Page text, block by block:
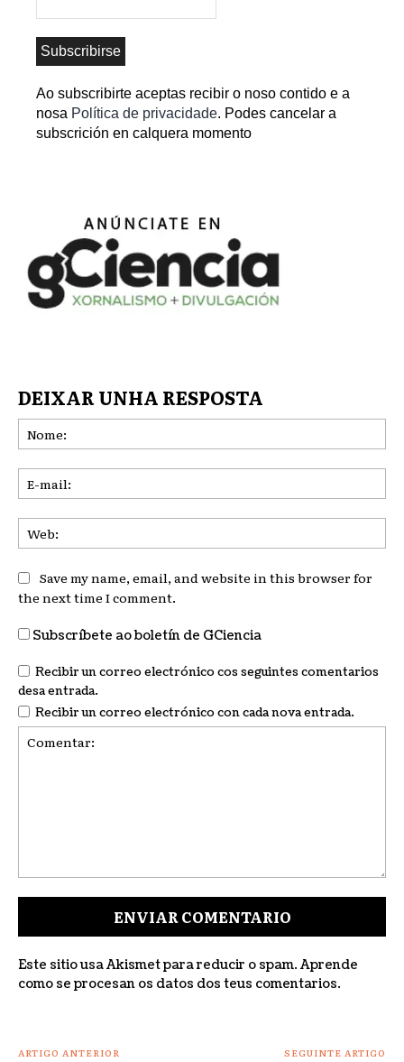
Ao subscribirte aceptas recibir o noso contido e a
nosa Política de privacidade. Podes cancelar a
subscrición en calquera momento
DEIXAR UNHA RESPOSTA
Save my name, email, and website in this browser for
the next time I comment.
Subscríbete ao boletín de GCiencia
Recibir un correo electrónico cos seguintes comentarios
desa entrada.
Recibir un correo electrónico con cada nova entrada.
Este sitio usa Akismet para reducir o spam. Aprende
como se procesan os datos dos teus comentarios.
ARTIGO ANTERIOR SEGUINTE ARTIGO